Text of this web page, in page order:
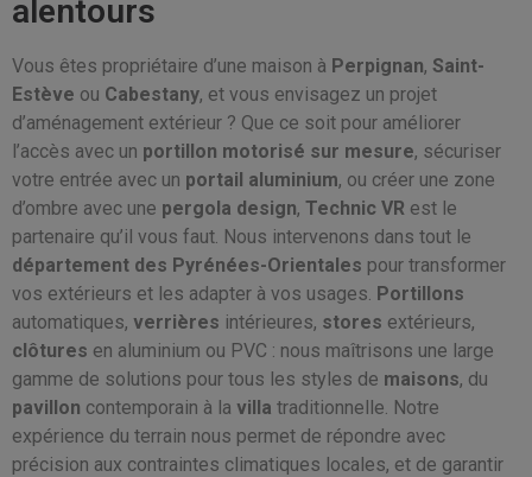
alentours
Vous êtes propriétaire d’une maison à Perpignan, Saint-
Estève ou Cabestany, et vous envisagez un projet
d’aménagement extérieur ? Que ce soit pour améliorer
l’accès avec un portillon motorisé sur mesure, sécuriser
votre entrée avec un portail aluminium, ou créer une zone
d’ombre avec une pergola design, Technic VR est le
partenaire qu’il vous faut. Nous intervenons dans tout le
département des Pyrénées-Orientales pour transformer
vos extérieurs et les adapter à vos usages. Portillons
automatiques, verrières intérieures, stores extérieurs,
clôtures en aluminium ou PVC : nous maîtrisons une large
gamme de solutions pour tous les styles de maisons, du
pavillon contemporain à la villa traditionnelle. Notre
expérience du terrain nous permet de répondre avec
précision aux contraintes climatiques locales, et de garantir